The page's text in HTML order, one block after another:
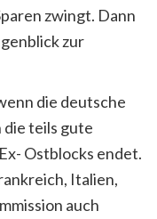
zwingt. Dann
zur
die deutsche
teils gute
Ostblocks endet.
Italien,
auch